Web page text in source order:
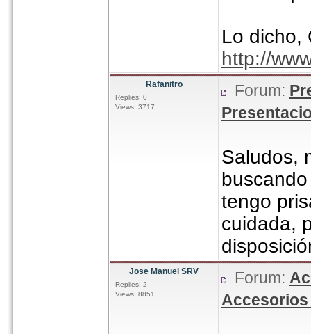
Lo dicho,
http://
Rafanitro
Replies: 0
Views: 3717
Forum:
Saludos,
tengo
cuidada,
Jose Manuel SRV
Replies: 2
Views: 8851
Forum:
Accesorios